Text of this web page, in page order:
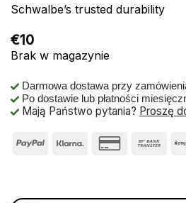
Schwalbe’s trusted durability
€10
Brak w magazynie
Darmowa dostawa przy
Po dostawie lub płatności
Mają Państwo pytania? Proszę